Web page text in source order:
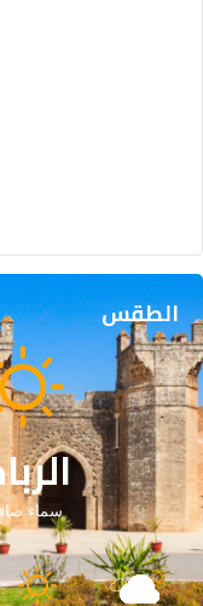
الطقس
سماء